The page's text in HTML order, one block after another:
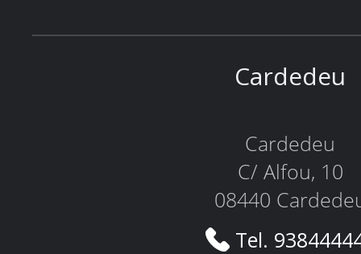
Cardedeu
Cardedeu
C/ Alfou, 10
08440
Tel.